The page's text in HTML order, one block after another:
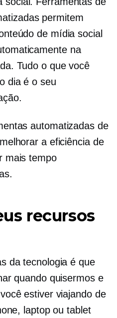
permitem
de mídia social
na
Tudo o que você
dia é o seu
automatizadas de
a eficiência de
mais tempo
recursos
da tecnologia é que
quando quisermos e
estiver viajando de
laptop ou tablet